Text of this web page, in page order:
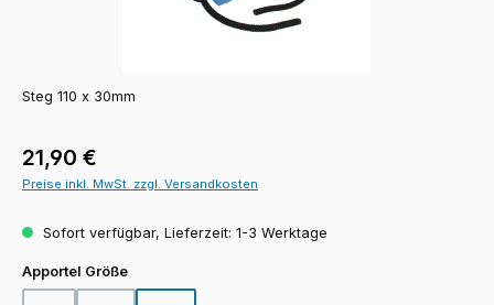
Steg 110 x 30mm
Regulärer Preis:
21,90 €
Preise inkl. MwSt. zzgl. Versandkosten
Sofort verfügbar, Lieferzeit: 1-3 Werktage
Apportel Größeauswählen